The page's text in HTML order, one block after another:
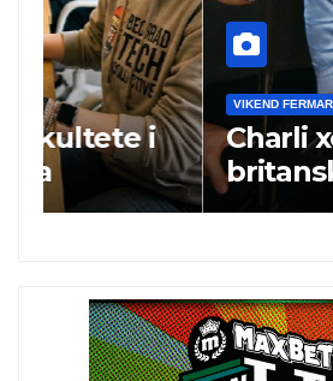
VIKEND FERMARKET
Charli xcx postala
britanska
albuma na prvom